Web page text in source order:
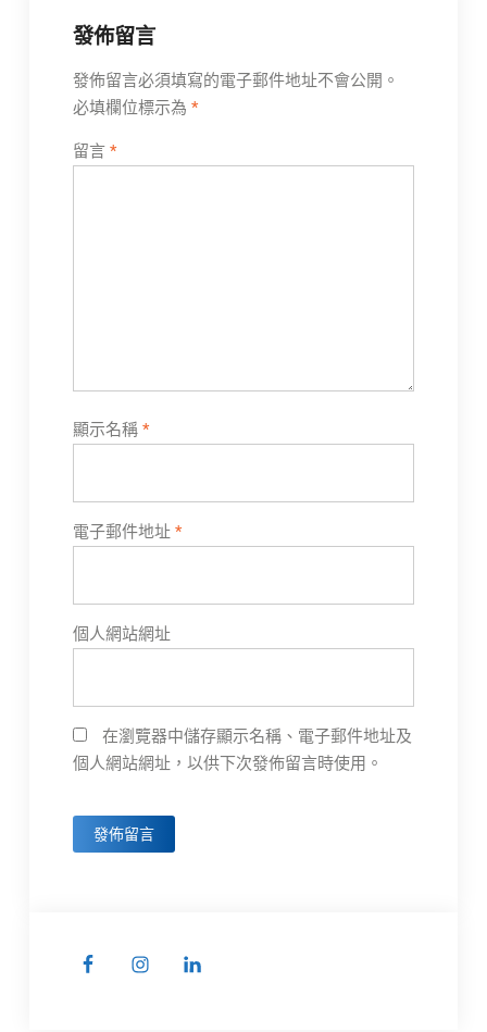
發佈留言
發佈留言必須填寫的電子郵件地址不會公開。
必填欄位標示為 *
留言 *
顯示名稱 *
電子郵件地址 *
個人網站網址
在瀏覽器中儲存顯示名稱、電子郵件地址及
個人網站網址，以供下次發佈留言時使用。